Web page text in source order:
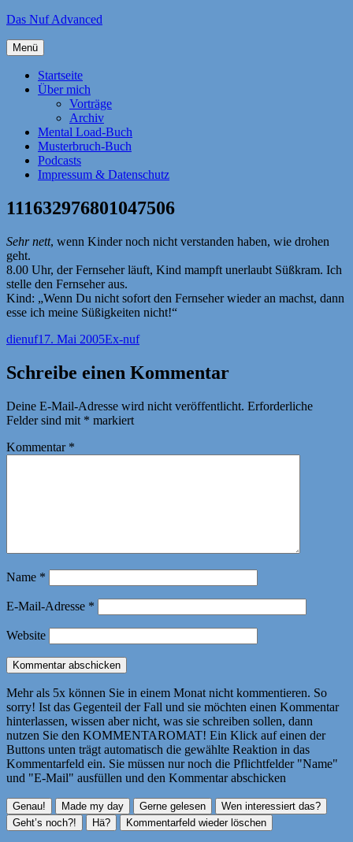
Zum
springen
Das Nuf Advanced
Menü
Startseite
Über mich
Vorträge
Archiv
Mental Load-Buch
Musterbruch-Buch
Podcasts
Impressum & Datenschutz
111632976801047506
Sehr nett, wenn Kinder noch nicht verstanden haben, wie drohen
geht.
8.00 Uhr, der Fernseher läuft, Kind mampft unerlaubt Süßkram. Ich
stelle den Fernseher aus.
Kind: „Wenn Du nicht sofort den Fernseher wieder an machst, dann
esse ich meine Süßigkeiten nicht!“
Autor
dienufVeröffentlicht
17. Mai 2005Kategorien
Ex-nuf
Schreibe einen Kommentar
Deine E-Mail-Adresse wird nicht veröffentlicht. Erforderliche
Felder sind mit * markiert
Kommentar *
Name *
E-Mail-Adresse *
Website
Mehr als 5x können Sie in einem Monat nicht kommentieren. So
sorry! Ist das Gegenteil der Fall und sie möchten einen Kommentar
hinterlassen, wissen aber nicht, was sie schreiben sollen, dann
nutzen Sie den KOMMENTAROMAT! Ein Klick auf einen der
Buttons unten trägt automatisch die gewählte Reaktion in das
Kommentarfeld ein. Sie müssen nur noch die Pflichtfelder "Name"
und "E-Mail" ausfüllen und den Kommentar abschicken